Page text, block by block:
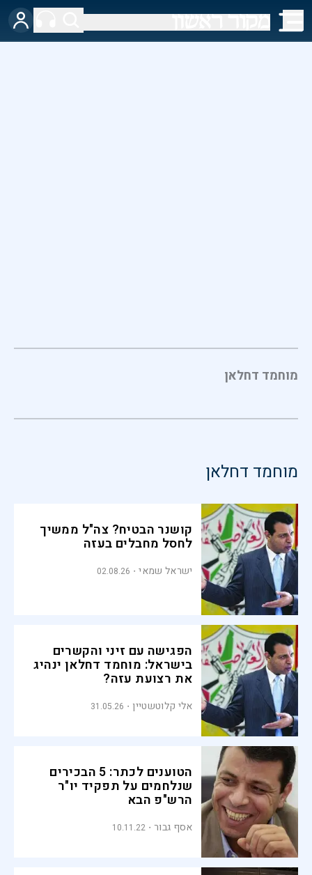
מוחמד דחלאן
מוחמד דחלאן
קושנר הבטיח? צה"ל ממשיך
לחסל מחבלים בעזה
ישראל שמאי 02.08.26
הפגישה עם זיני והקשרים
בישראל: מוחמד דחלאן ינהיג
את רצועת עזה?
אלי קלוטשטיין 31.05.26
הטוענים לכתר: 5 הבכירים
שנלחמים על תפקיד יו"ר
הרש"פ הבא
אסף גבור 10.11.22